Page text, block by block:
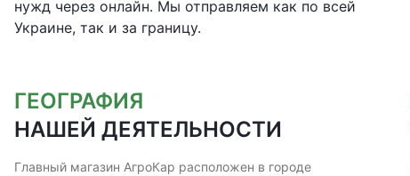
ГЕОГРАФИЯ
НАШЕЙ ДЕЯТЕЛЬНОСТИ
Главный магазин АгроКар расположен в городе